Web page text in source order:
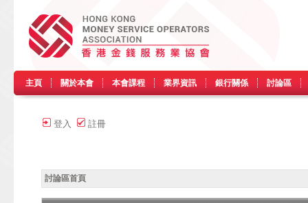
主頁 關於本會 本會課程 業界資訊 銀行關係 討論區
登入 註冊
討論區首頁